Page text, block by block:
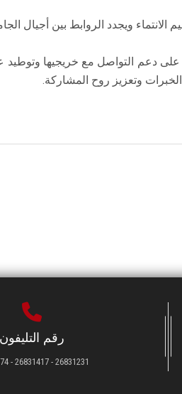
ويجدد الروابط بين أجيال
التواصل مع خريجيها وتوطيد
وتعزيز روح المشاركة.
رقم التليفون
26831231 - 26831417 - 26831474